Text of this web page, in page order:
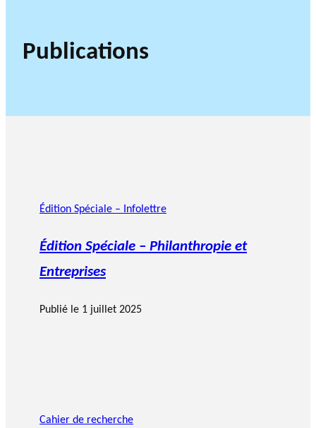
Publications
Édition Spéciale – Infolettre
Édition Spéciale – Philanthropie et
Entreprises
Publié le 1 juillet 2025
Cahier de recherche